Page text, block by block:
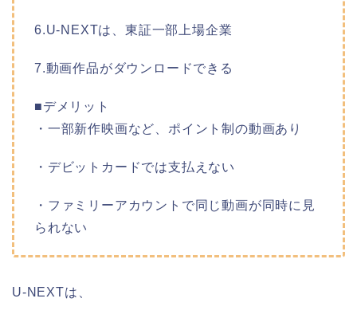
6.U-NEXTは、東証一部上場企業
7.動画作品がダウンロードできる
■デメリット
・一部新作映画など、ポイント制の動画あり
・デビットカードでは支払えない
・ファミリーアカウントで同じ動画が同時に見
られない
U-NEXTは、